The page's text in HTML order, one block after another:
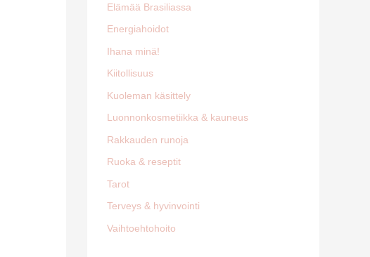
Elämää Brasiliassa
Energiahoidot
Ihana minä!
Kiitollisuus
Kuoleman käsittely
Luonnonkosmetiikka & kauneus
Rakkauden runoja
Ruoka & reseptit
Tarot
Terveys & hyvinvointi
Vaihtoehtohoito